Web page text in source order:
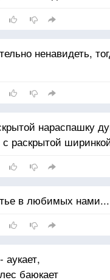
ненавидеть,
нараспашку
с раскрытой
в любимых нами...
аукает,
баюкает